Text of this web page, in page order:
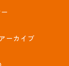
ーカイブ